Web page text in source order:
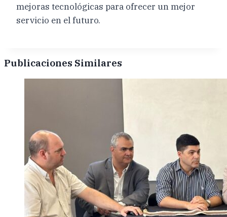
mejoras tecnológicas para ofrecer un mejor
servicio en el futuro.
Publicaciones Similares